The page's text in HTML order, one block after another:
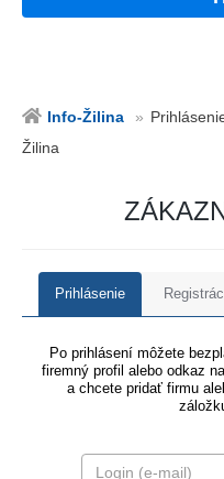
Info-Žilina
Žilina
Prihlásenie
Po prihlásení môžete
firemný profil alebo odkaz
a chcete pridať firmu